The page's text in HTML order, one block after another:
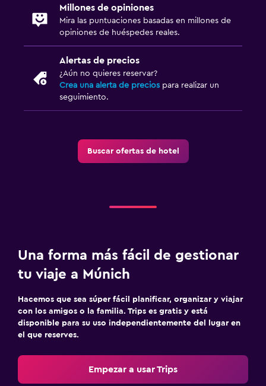
Millones de opiniones
Mira las puntuaciones basadas en millones de
opiniones de huéspedes reales.
Alertas de precios
¿Aún no quieres reservar?
Crea una alerta de precios para realizar un
seguimiento.
Buscar ofertas de hotel
Una forma más fácil de gestionar
tu viaje a Múnich
Hacemos que sea súper fácil planificar, organizar y viajar
con los amigos o la familia. Trips es gratis y está
disponible para su uso independientemente del lugar en
el que reserves.
Empezar a usar Trips